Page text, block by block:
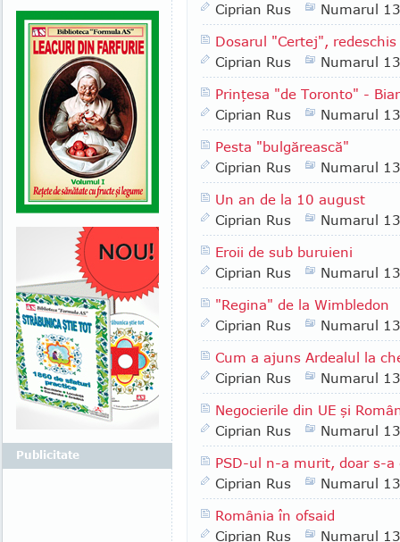
Ciprian Rus
Numarul
Dosarul "Certej", redeschis
Ciprian Rus
Numarul
Prinţesa "de Toronto" -
Ciprian Rus
Numarul
Pesta "bulgărească"
Ciprian Rus
Numarul
Un an de la 10 august
Ciprian Rus
Numarul
Eroii de sub buruieni
Ciprian Rus
Numarul
"Regina" de la Wimbledon
Ciprian Rus
Numarul
Cum a ajuns Ardealul la
Ciprian Rus
Numarul
Negocierile din UE şi
Ciprian Rus
Numarul
PSD-ul n-a murit, doar s-
Ciprian Rus
Numarul
România în ofsaid
Ciprian Rus
Numarul
Publicitate